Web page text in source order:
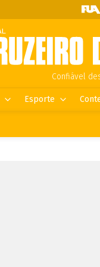
Confiável
Esporte